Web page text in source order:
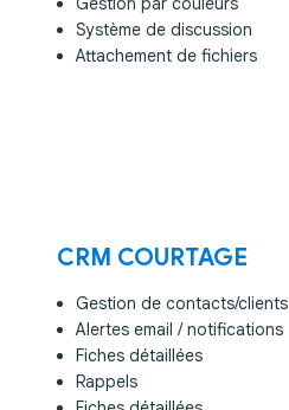
Système de discussion
Attachement de fichiers
CRM COURTAGE
Gestion de contacts/clients
Alertes email / notifications
Fiches détaillées
Rappels